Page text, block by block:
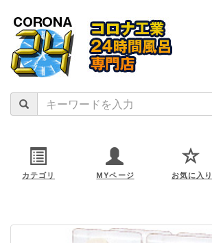
カテゴリ MYページ お気に入り